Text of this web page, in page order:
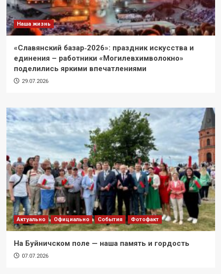
Наша жизнь
«Славянский базар‑2026»: праздник искусства и
единения – работники «Могилевхимволокно»
поделились яркими впечатлениями
29.07.2026
Актуально Официально События Фотофакт
На Буйничском поле — наша память и гордость
07.07.2026